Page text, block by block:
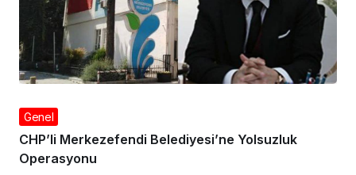
Genel
CHP’li Merkezefendi Belediyesi’ne Yolsuzluk
Operasyonu